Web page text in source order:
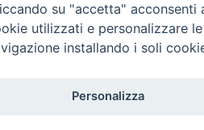
i diritti riservati - Vita
su "accetta"
utilizzati e personalizzare
installando i soli
Personalizza